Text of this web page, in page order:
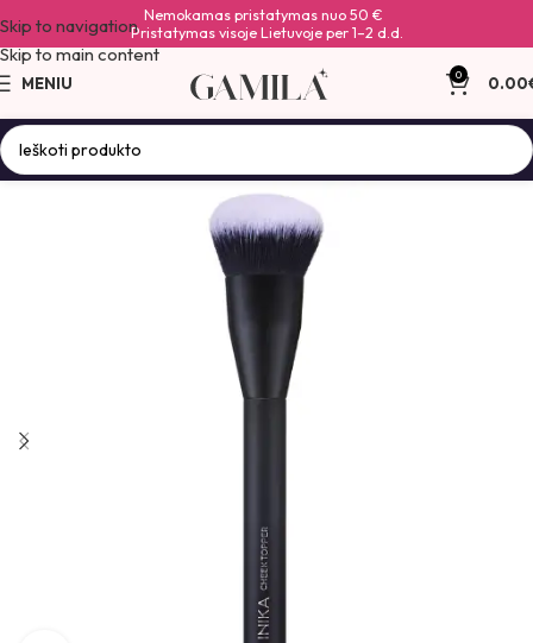
Skip to navigation
Skip to main content
Nemokamas pristatymas nuo 50 €
Pristatymas visoje Lietuvoje per 1–2 d.d.
MENIU 0 0.00